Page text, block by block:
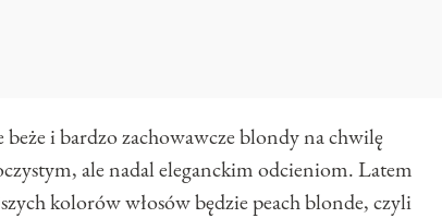
beże i bardzo zachowawcze blondy na chwilę
ale nadal eleganckim odcieniom. Latem
kolorów włosów będzie peach blonde, czyli